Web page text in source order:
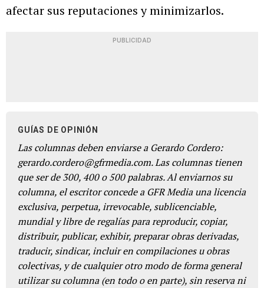
afectar sus reputaciones y minimizarlos.
PUBLICIDAD
GUÍAS DE OPINIÓN
Las columnas deben enviarse a Gerardo Cordero:
gerardo.cordero@gfrmedia.com. Las columnas tienen
que ser de 300, 400 o 500 palabras. Al enviarnos su
columna, el escritor concede a GFR Media una licencia
exclusiva, perpetua, irrevocable, sublicenciable,
mundial y libre de regalías para reproducir, copiar,
distribuir, publicar, exhibir, preparar obras derivadas,
traducir, sindicar, incluir en compilaciones u obras
colectivas, y de cualquier otro modo de forma general
utilizar su columna (en todo o en parte), sin reserva ni